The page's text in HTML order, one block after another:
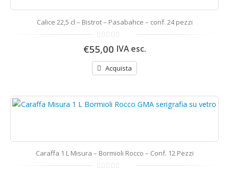
Calice 22,5 cl – Bistrot – Pasabahce – conf. 24 pezzi
0
di
€55,00 IVA esc.
Acquista
Caraffa 1 L Misura – Bormioli Rocco – Conf. 12 Pezzi